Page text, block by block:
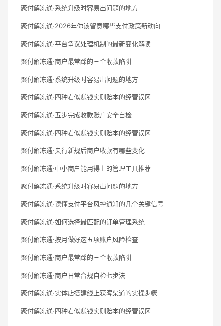
聚付解冻通·系统升级时容易出问题的地方
聚付解冻通·2026年你该留意哪些支付政策新动向
聚付解冻通·平台争议处理机制的最新变化解读
聚付解冻通·商户最常踩的三个收款陷阱
聚付解冻通·系统升级时容易出问题的地方
聚付解冻通·四种看似赚钱实则赔本的经营误区
聚付解冻通·五步完成收款账户安全自检
聚付解冻通·四种看似赚钱实则赔本的经营误区
聚付解冻通·央行新规后商户收款有哪些变化
聚付解冻通·中小商户能用得上的管理工具推荐
聚付解冻通·系统升级时容易出问题的地方
聚付解冻通·读懂支付平台风控通知的几个关键信号
聚付解冻通·如何选择最匹配的订单管理系统
聚付解冻通·按月做好这五项账户风险检查
聚付解冻通·商户最常踩的三个收款陷阱
聚付解冻通·商户日常合规自检七步法
聚付解冻通·实体店搭建线上获客渠道的实操步骤
聚付解冻通·四种看似赚钱实则赔本的经营误区